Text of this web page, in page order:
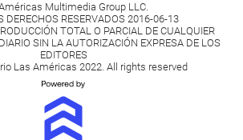
Multimedia Group LLC.
DERECHOS RESERVADOS 2016-06-13
TOTAL O PARCIAL DE CUALQUIER
SIN LA AUTORIZACIÓN EXPRESA DE LOS
EDITORES
Las Américas 2022. All rights reserved